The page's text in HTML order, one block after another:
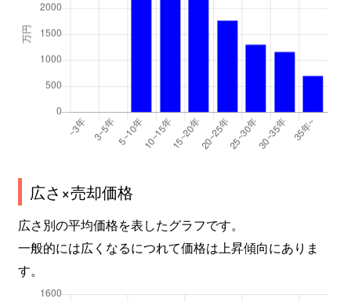
広さ×売却価格
広さ別の平均価格を表したグラフです。
一般的には広くなるにつれて価格は上昇傾向にありま
す。